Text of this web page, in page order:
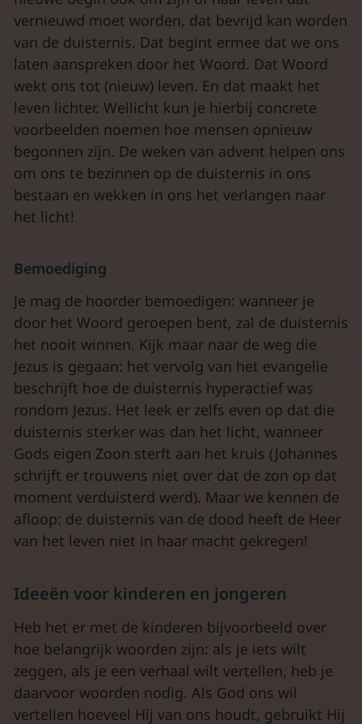
vernieuwd moet worden, dat bevrijd kan worden
van de duisternis. Dat begint ermee dat we ons
laten aanspreken door het Woord. Dat Woord
wekt ons tot (nieuw) leven. En dat maakt het
leven lichter. Wellicht kun je hierbij concrete
voorbeelden noemen hoe mensen opnieuw
begonnen zijn. De weken van advent helpen ons
om ons te bezinnen op de duisternis in ons
bestaan en wekken in ons het verlangen naar
het licht!
Bemoediging
Je mag de hoorder bemoedigen: wanneer je
door het Woord geroepen bent, zal de duisternis
het nooit winnen. Kijk maar naar de weg die
Jezus is gegaan: het vervolg van het evangelie
beschrijft hoe de duisternis hyperactief was
rondom Jezus. Het leek er zelfs even op dat die
duisternis sterker was dan het licht, wanneer
Gods eigen Zoon sterft aan het kruis (Johannes
schrijft er trouwens niet over dat de zon op dat
moment verduisterd werd). Maar we kennen de
afloop: de duisternis van de dood heeft de Heer
van het leven niet in haar macht gekregen!
Ideeën voor kinderen en jongeren
Heb het er met de kinderen bijvoorbeeld over
hoe belangrijk woorden zijn: als je iets wilt
zeggen, als je een verhaal wilt vertellen, heb je
daarvoor woorden nodig. Als God ons wil
vertellen hoeveel Hij van ons houdt, gebruikt Hij